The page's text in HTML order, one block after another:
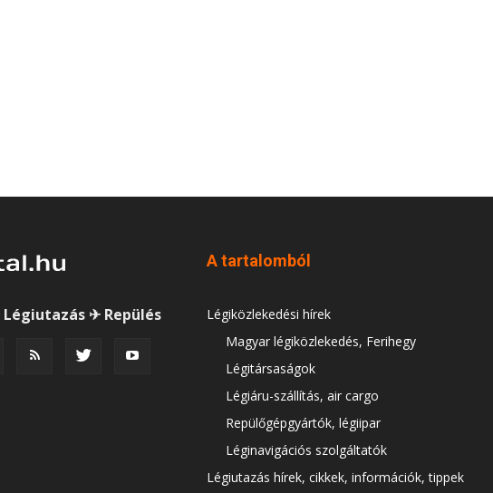
✈ Repülés
A tartalomból
Légiközlekedési hírek
Magyar légiközlekedés, Ferihegy
Légitársaságok
Légiáru-szállítás, air cargo
Repülőgépgyártók, légiipar
Léginavigációs szolgáltatók
Légiutazás hírek, cikkek, információk, tippek